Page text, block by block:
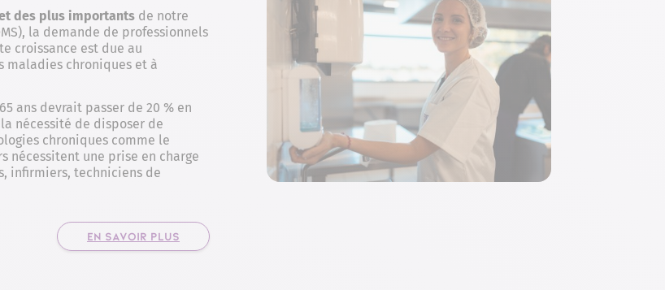
des plus importants de notre
la demande de professionnels
croissance est due au
maladies chroniques et à
ans devrait passer de 20 % en
nécessité de disposer de
chroniques comme le
nécessitent une prise en charge
infirmiers, techniciens de
EN SAVOIR PLUS